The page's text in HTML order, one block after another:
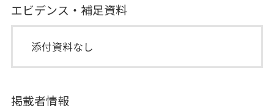
エビデンス・補足資料
添付資料なし
掲載者情報